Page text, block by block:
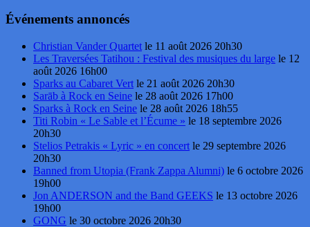
Événements annoncés
Christian Vander Quartet le 11 août 2026 20h30
Les Traversées Tatihou : Festival des musiques du large le 12
août 2026 16h00
Sparks au Cabaret Vert le 21 août 2026 20h30
Sarāb à Rock en Seine le 28 août 2026 17h00
Sparks à Rock en Seine le 28 août 2026 18h55
Titi Robin « Le Sable et l’Écume » le 18 septembre 2026
20h30
Stelios Petrakis « Lyric » en concert le 29 septembre 2026
20h30
Banned from Utopia (Frank Zappa Alumni) le 6 octobre 2026
19h00
Jon ANDERSON and the Band GEEKS le 13 octobre 2026
19h00
GONG le 30 octobre 2026 20h30